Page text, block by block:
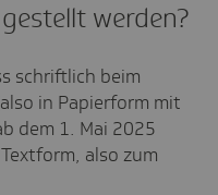
werden?
schriftlich beim
in Papierform mit
dem 1. Mai 2025
also zum